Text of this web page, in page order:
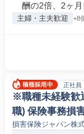
酬の2倍、2ヶ月
主婦・主夫歓迎 +8
正社員
※職種未経験歓
職) 保険事務損
損害保険ジャパン株